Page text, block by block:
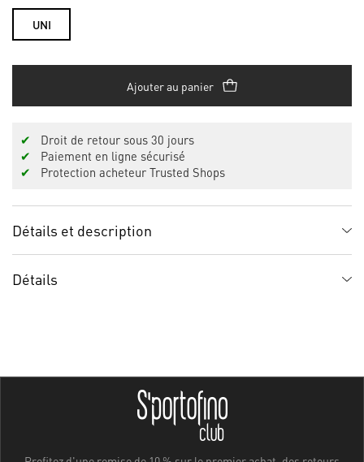
UNI
Ajouter au panier
✔
Droit de retour sous 30 jours
✔
Paiement en ligne sécurisé
✔
Protection acheteur Trusted Shops
Détails et description
Détails